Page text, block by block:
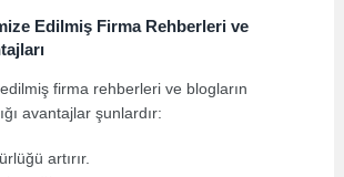
Edilmiş Firma Rehberleri ve
firma rehberleri ve blogların
avantajlar şunlardır:
artırır.